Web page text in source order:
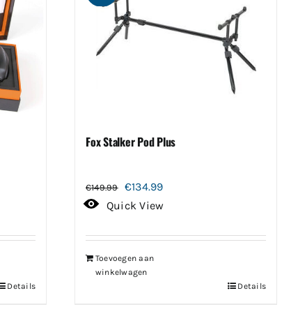
Details
Fox Stalker Pod Plus
€149.99
Oorspronkelijke
prijs
€149.99.
€134.99Huidige
prijs
€134.99.
Quick View
Toevoegen aan
winkelwagen
Details